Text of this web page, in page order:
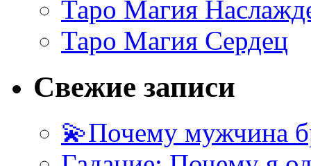
Таро Магия
Таро Магия Сердец
Свежие записи
💫Почему мужчина